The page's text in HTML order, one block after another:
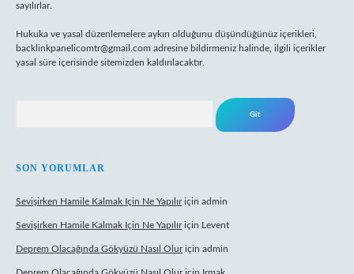
sayılırlar.
Hukuka ve yasal düzenlemelere aykırı olduğunu düşündüğünüz içerikleri,
backlinkpanelicomtr@gmail.com adresine bildirmeniz halinde, ilgili içerikler
yasal süre içerisinde sitemizden kaldırılacaktır.
SON YORUMLAR
Sevişirken Hamile Kalmak Için Ne Yapılıriçin admin
Sevişirken Hamile Kalmak Için Ne Yapılıriçin Levent
Deprem Olacağında Gökyüzü Nasıl Oluriçin admin